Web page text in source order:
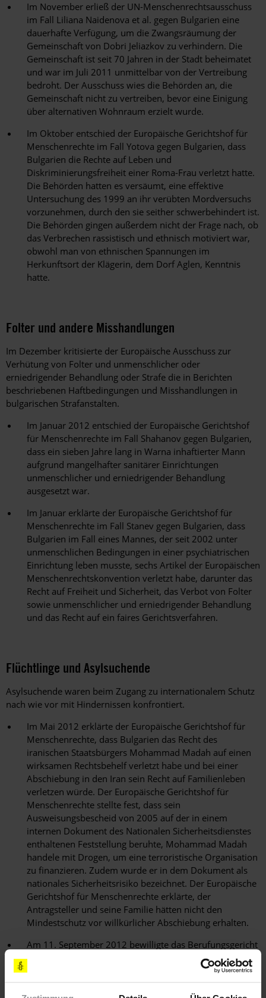
Im November erließ der UN-Menschenrechtsausschuss
im Fall Liliana Naidenova et al. gegen Bulgarien eine
dauerhafte Verfügung, um die Zwangsräumung der
Gemeinschaft von Dobri Jeliazkov zu verhindern. Die
Gemeinschaft ist seit 70 Jahren in der Stadt beheimatet
und war im Juli 2011 unmittelbar von der Vertreibung
bedroht. Der Ausschuss wies die Behörden an, die
Gemeinschaft nicht zu vertreiben, bevor eine Einigung
über alternativen Wohnraum erzielt wurde.
Im Oktober entschied der Europäische Gerichtshof für
Menschenrechte im Fall Yotova gegen Bulgarien, dass
Bulgarien die Rechte auf Leben und
Diskriminierungsfreiheit einer Roma-Frau verletzt hatte.
Die Behörden hatten es versäumt, eine effektive
Untersuchung des 1999 an ihr verübten Mordversuchs
vorzunehmen, durch den sie seither schwerbehindert ist.
Die Behörden gingen außerdem nicht der Frage nach, ob
das Verbrechen rassistisch und ethnisch motiviert war,
obwohl man von ethnischen Spannungen im
Herkunftsort der Klägerin, dem Dorf Aglen, Kenntnis
hatte.
Folter und andere Misshandlungen
Im Dezember kritisierte der Europäische Ausschuss zur
Verhütung von Folter und unmenschlicher oder
erniedrigender Behandlung oder Strafe die in Berichten
beschriebenen Haftbedingungen und Misshandlungen in
bulgarischen Strafanstalten.
Im Januar 2012 entschied der Europäische Gerichtshof
für Menschenrechte im Fall Shahanov gegen Bulgarien,
dass ein sieben Jahre lang in Warna inhaftierter Mann
aufgrund mangelhafter sanitärer Einrichtungen
unmenschlicher und erniedrigender Behandlung
ausgesetzt war.
Im Januar erklärte der Europäische Gerichtshof für
Menschenrechte im Fall Stanev gegen Bulgarien, dass
Bulgarien im Fall eines Mannes, der seit 2002 unter
unmenschlichen Bedingungen in einer psychiatrischen
Einrichtung leben musste, sechs Artikel der Europäischen
Menschenrechtskonvention verletzt habe, darunter das
Recht auf Freiheit und Sicherheit, das Verbot von Folter
sowie unmenschlicher und erniedrigender Behandlung
und das Recht auf ein faires Gerichtsverfahren.
Flüchtlinge und Asylsuchende
Asylsuchende waren beim Zugang zu internationalem Schutz
nach wie vor mit Hindernissen konfrontiert.
Im Mai 2012 erklärte der Europäische Gerichtshof für
Menschenrechte, dass Bulgarien das Recht des
iranischen Staatsbürgers Mohammad Madah auf einen
wirksamen Rechtsbehelf verletzt habe und bei einer
Abschiebung in den Iran sein Recht auf Familienleben
verletzen würde. Der Europäische Gerichtshof für
Menschenrechte stellte fest, dass sein
Ausweisungsbescheid von 2005 auf der in einem
internen Dokument des Nationalen Sicherheitsdienstes
enthaltenen Feststellung beruhte, Mohammad Madah
handele mit Drogen, um eine terroristische Organisation
zu finanzieren. Zudem wurde er in dem Dokument als
nationales Sicherheitsrisiko bezeichnet. Der Europäische
Gerichtshof für Menschenrechte erklärte, der
Antragsteller und seine Familie hätten nicht den
Mindestschutz vor willkürlicher Abschiebung erhalten.
Am 11. September 2012 bewilligte das Berufungsgericht
in Weliko Tarnowo die Auslieferung von Mukhad
Gadamouri an die Russische Föderation, wo ihm
Terrorismus, Waffenhandel und die Mitgliedschaft in